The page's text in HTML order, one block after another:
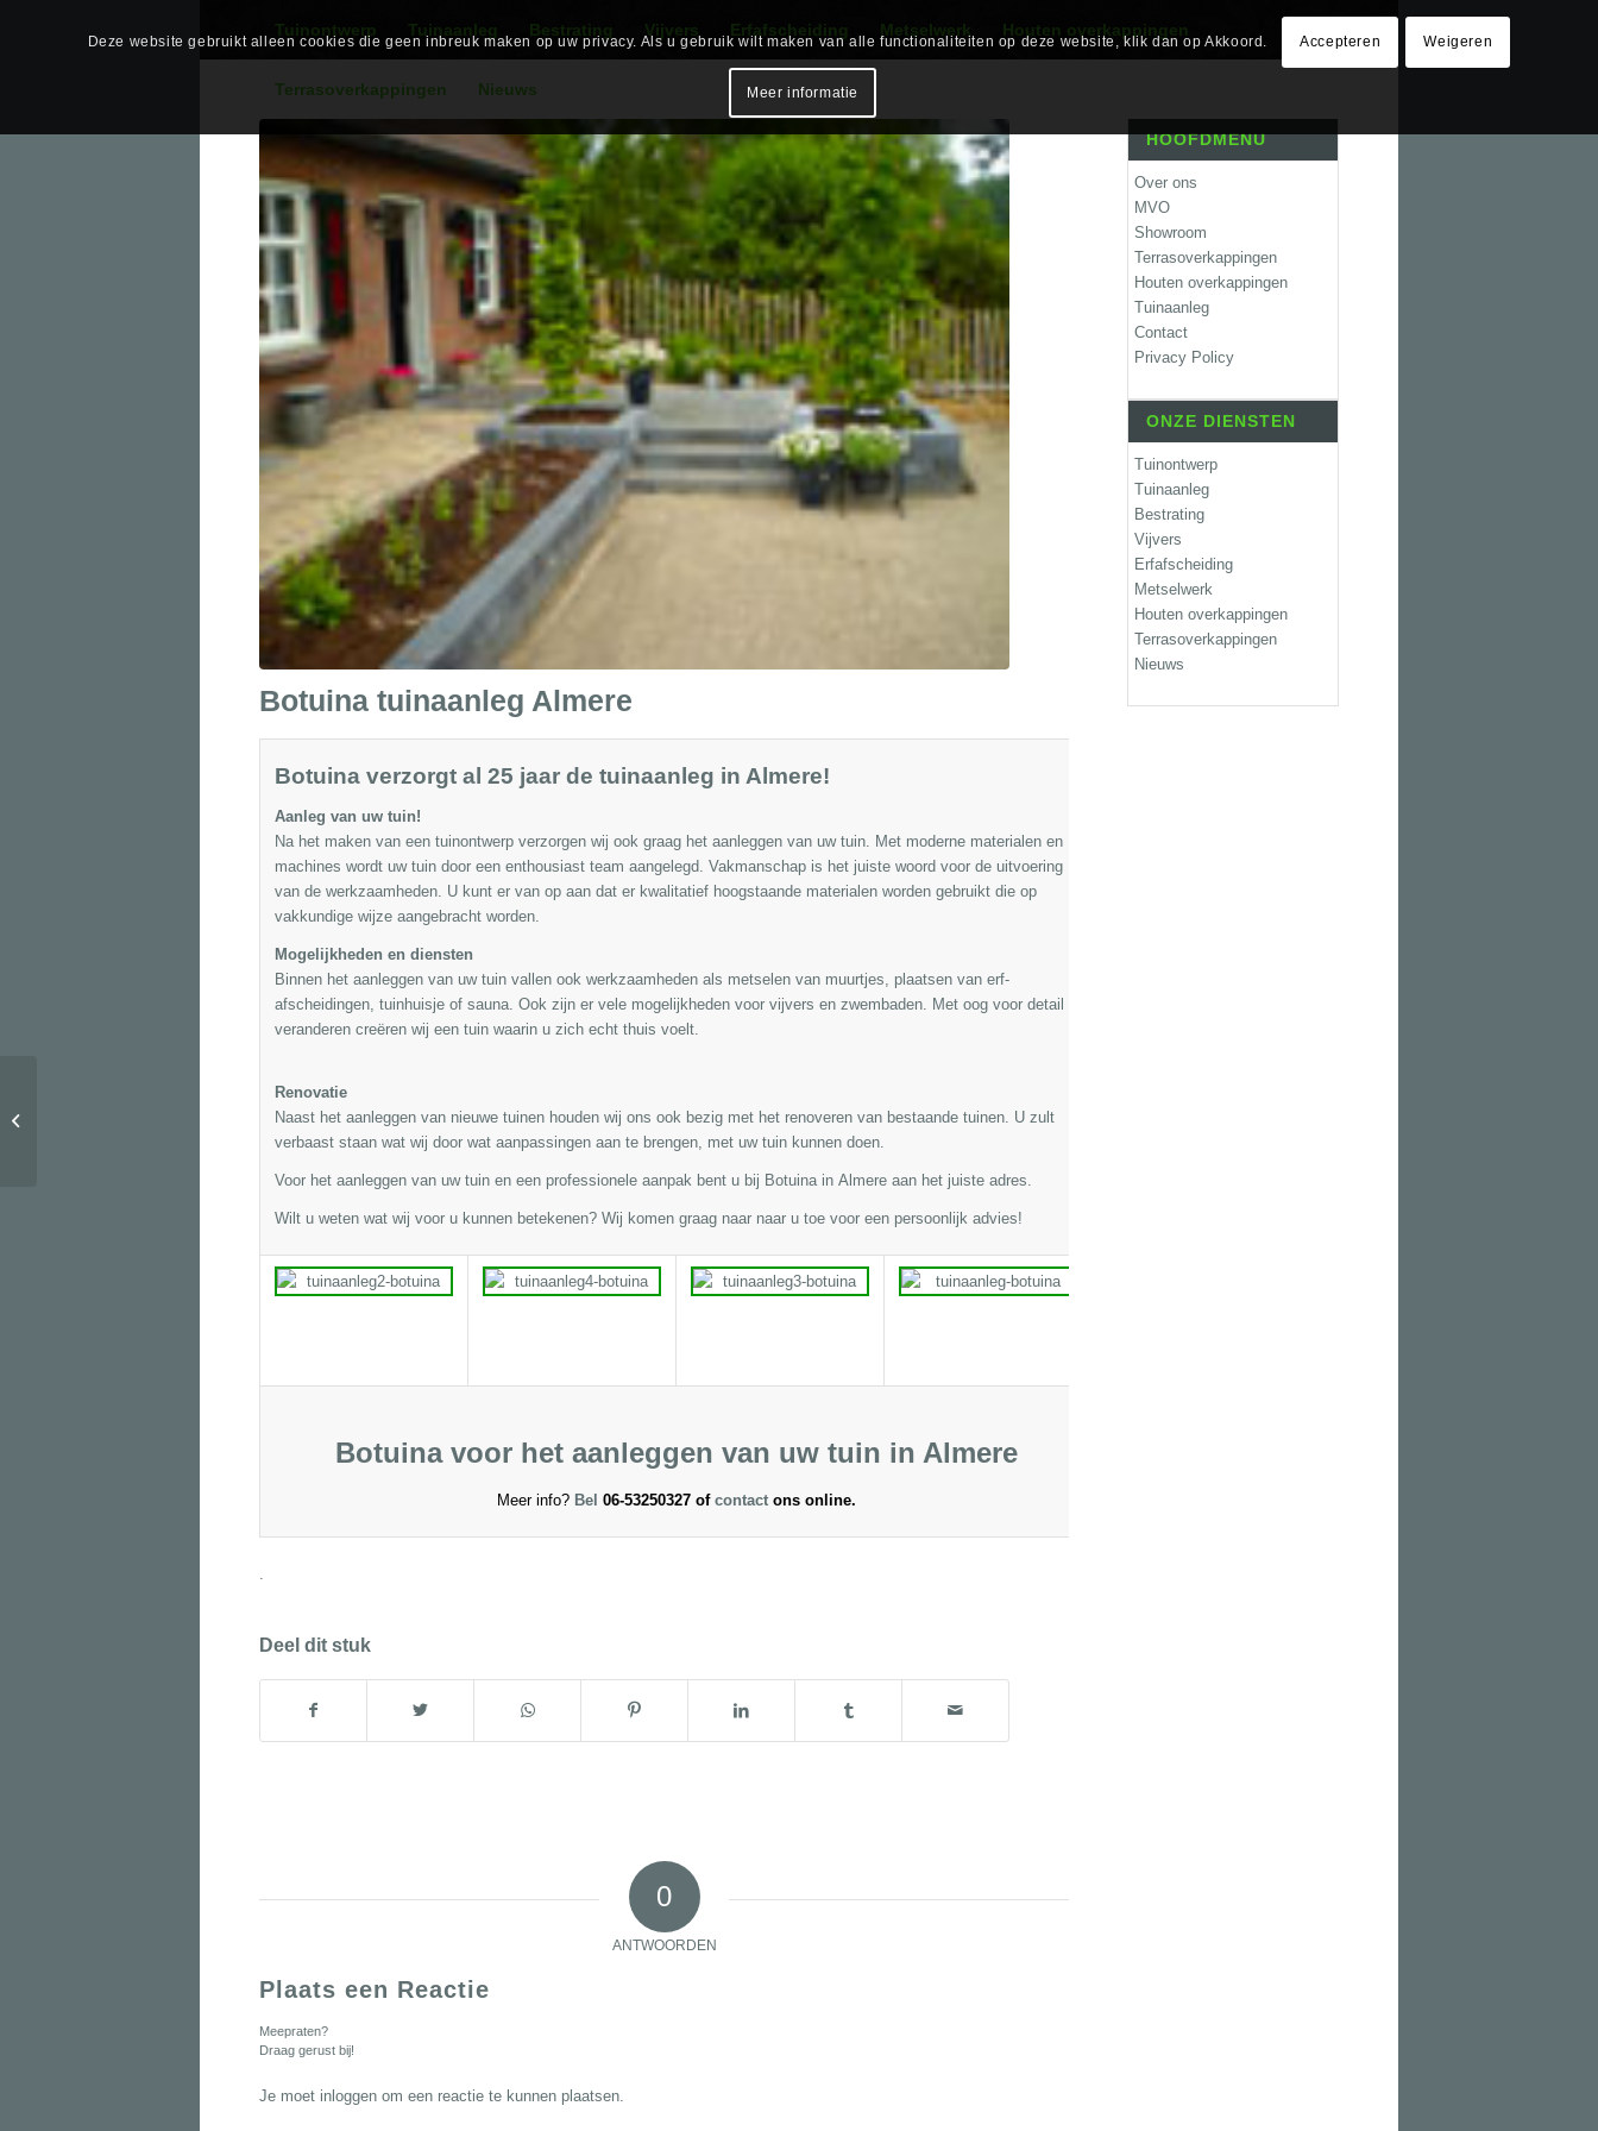
Tuinontwerp Tuinaanleg Bestrating Vijvers Erfafscheiding Metselwerk Houten overkappingen
Terrasoverkappingen Nieuws
Botuina tuinaanleg Almere
Botuina verzorgt al 25 jaar de tuinaanleg in Almere!
Aanleg van uw tuin!
Na het maken van een tuinontwerp verzorgen wij ook graag het aanleggen van uw tuin. Met moderne materialen en
machines wordt uw tuin door een enthousiast team aangelegd. Vakmanschap is het juiste woord voor de uitvoering
van de werkzaamheden. U kunt er van op aan dat er kwalitatief hoogstaande materialen worden gebruikt die op
vakkundige wijze aangebracht worden.
Mogelijkheden en diensten
Binnen het aanleggen van uw tuin vallen ook werkzaamheden als metselen van muurtjes, plaatsen van erf-
afscheidingen , tuinhuisje of sauna. Ook zijn er vele mogelijkheden voor vijvers en zwembaden. Met oog voor detail
veranderen creëren wij een tuin waarin u zich echt thuis voelt.
Renovatie
Naast het aanleggen van nieuwe tuinen houden wij ons ook bezig met het renoveren van bestaande tuinen. U zult
verbaast staan wat wij door wat aanpassingen aan te brengen, met uw tuin kunnen doen.
Voor het aanleggen van uw tuin en een professionele aanpak bent u bij Botuina in Almere aan het juiste adres.
Wilt u weten wat wij voor u kunnen betekenen? Wij komen graag naar naar u toe voor een persoonlijk advies!
Botuina voor het aanleggen van uw tuin in Almere
Meer info? Bel 06-53250327 of contact ons online.
Deel dit stuk
0
ANTWOORDEN
Plaats een Reactie
Meepraten?
Draag gerust bij!
Je moet inloggen om een reactie te kunnen plaatsen.
HOOFDMENU
Over ons
MVO
Showroom
Terrasoverkappingen
Houten overkappingen
Tuinaanleg
Contact
Privacy Policy
ONZE DIENSTEN
Tuinontwerp
Tuinaanleg
Bestrating
Vijvers
Erfafscheiding
Metselwerk
Houten overkappingen
Terrasoverkappingen
Nieuws
Deze website gebruikt alleen cookies die geen inbreuk maken op uw privacy. Als u gebruik wilt maken van alle functionaliteiten op deze website, klik dan op Akkoord. Accepteren Weigeren
Meer informatie